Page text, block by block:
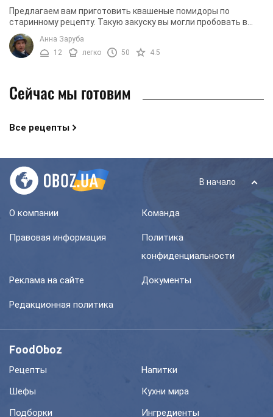
Предлагаем вам приготовить квашеные помидоры по
старинному рецепту. Такую закуску вы могли пробовать в
своем детстве, когда готовили ваши мама или ...
Анна Заруба
12
легко 50 4.5
Сейчас мы готовим
Все рецепты
В начало
О компании Команда
Правовая информация
Политика
конфиденциальности
Реклама на сайте Документы
Редакционная политика
FoodOboz
Рецепты
Напитки
Шефы
Кухни мира
Подборки
Ингредиенты